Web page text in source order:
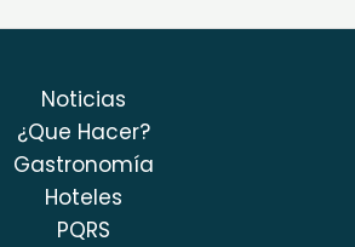
Noticias
¿Que Hacer?
Gastronomía
Hoteles
PQRS